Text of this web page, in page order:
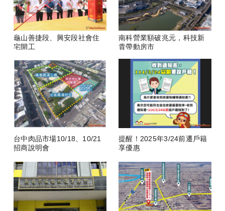
龜山善捷段、興安段社會住
宅開工
南科營業額破兆元，科技新
貴帶動房市
台中肉品市場10/18、10/21
招商說明會
提醒！2025年3/24前遷戶籍
享優惠